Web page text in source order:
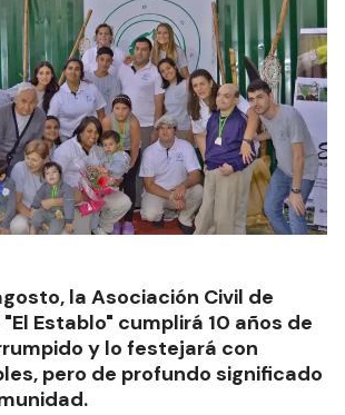
la Asociación Civil de
Establo" cumplirá 10 años de
y lo festejará con
pero de profundo significado